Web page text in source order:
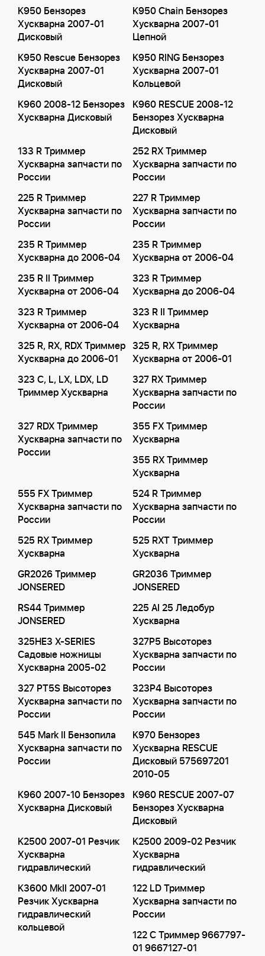
K950 Бензорез
Хускварна 2007-01
Дисковый
K950 Chain Бензорез
Хускварна 2007-01
Цепной
K950 Rescue Бензорез
Хускварна 2007-01
Дисковый
K950 RING Бензорез
Хускварна 2007-01
Кольцевой
K960 2008-12 Бензорез
Хускварна Дисковый
K960 RESCUE 2008-12
Бензорез Хускварна
Дисковый
133 R Триммер
Хускварна запчасти по
России
252 RX Триммер
Хускварна запчасти по
России
225 R Триммер
Хускварна запчасти по
России
227 R Триммер
Хускварна запчасти по
России
235 R Триммер
Хускварна до 2006-04
235 R Триммер
Хускварна от 2006-04
235 R II Триммер
Хускварна от 2006-04
323 R Триммер
Хускварна до 2006-04
323 R Триммер
Хускварна от 2006-04
323 R II Триммер
Хускварна
325 R, RX, RDX Триммер
Хускварна до 2006-01
325 R, RX Триммер
Хускварна от 2006-01
323 C, L, LX, LDX, LD
Триммер Хускварна
327 RX Триммер
Хускварна запчасти по
России
327 RDX Триммер
Хускварна запчасти по
России
355 FX Триммер
Хускварна
355 RX Триммер
Хускварна
555 FX Триммер
Хускварна запчасти по
России
524 R Триммер
Хускварна запчасти по
России
525 RX Триммер
Хускварна
525 RXT Триммер
Хускварна
GR2026 Триммер
JONSERED
GR2036 Триммер
JONSERED
RS44 Триммер
JONSERED
225 AI 25 Ледобур
Хускварна
325HE3 X-SERIES
Садовые ножницы
Хускварна 2005-02
327P5 Высоторез
Хускварна запчасти по
России
327 PT5S Высоторез
Хускварна запчасти по
России
323P4 Высоторез
Хускварна запчасти по
России
545 Mark II Бензопила
Хускварна запчасти по
России
K970 Бензорез
Хускварна RESCUE
Дисковый 575697201
2010-05
K960 2007-10 Бензорез
Хускварна Дисковый
K960 RESCUE 2007-07
Бензорез Хускварна
Дисковый
K2500 2007-01 Резчик
Хускварна
гидравлический
K2500 2009-02 Резчик
Хускварна
гидравлический
K3600 MkII 2007-01
Резчик Хускварна
гидравлический
кольцевой
122 LD Триммер
Хускварна запчасти по
России
122 C Триммер 9667797-
01 9667127-01